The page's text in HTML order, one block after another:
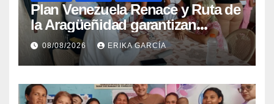
Plan Venezuela Renace y Ruta de
la Aragüeñidad garantizan
atención médica integral en
Aragua
08/08/2026 ERIKA GARCÍA